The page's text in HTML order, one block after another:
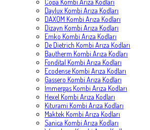
Copa Kombi Arıza Kodları
Daylux Kombi Arıza Kodları
DAXOM Kombi Arıza Kodları
Dizayn Kombi Arıza Kodları
Emko Kombi Arıza Kodları
De Dietrich Kombi Arıza Kodları
Bautherm Kombi Arıza Kodları
Fondital Kombi Arıza Kodları
Ecodense Kombi Arıza Kodları
Gassero Kombi Arıza Kodları
İmmergas Kombi Arıza Kodları
Hexel Kombi Arıza Kodları
Kiturami Kombi Arıza Kodları
Maktek Kombi Arıza Kodları
Sanica Kombi Arıza Kodları